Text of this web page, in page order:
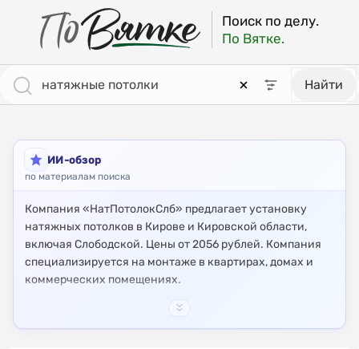
ПоВятке - региональный поисковик
Результаты поиска: натяжные потолки [страница 3]
Поиск по делу.
По Вятке.
Найти
ИИ-обзор
по материалам поиска
Компания «НатПотолокСлб» предлагает установку
натяжных потолков в Кирове и Кировской области,
включая Слободской. Цены от 2056 рублей. Компания
специализируется на монтаже в квартирах, домах и
коммерческих помещениях.
Также в Кирове и окрестностях работают другие